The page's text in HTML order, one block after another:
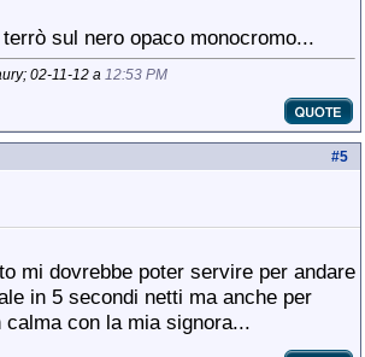
sul nero opaco monocromo...
02-11-12 a 12:53 PM
#5
mi dovrebbe poter servire per andare
in 5 secondi netti ma anche per
calma con la mia signora...